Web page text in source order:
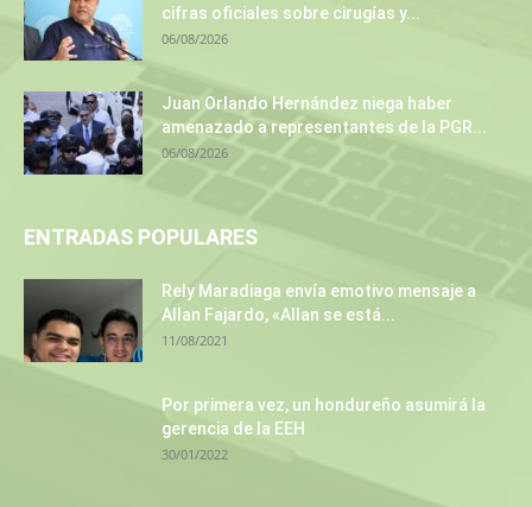
cifras oficiales sobre cirugías y...
06/08/2026
Juan Orlando Hernández niega haber
amenazado a representantes de la PGR...
06/08/2026
ENTRADAS POPULARES
Rely Maradiaga envía emotivo mensaje a
Allan Fajardo, «Allan se está...
11/08/2021
Por primera vez, un hondureño asumirá la
gerencia de la EEH
30/01/2022